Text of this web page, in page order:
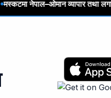
नेपाल–ओमान व्यापार तथा लगानी